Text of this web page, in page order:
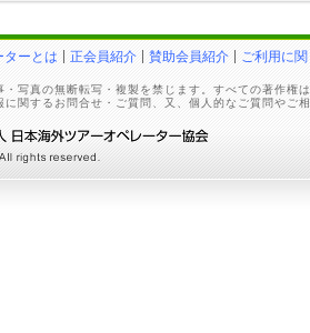
ターとは 正会員紹介 賛助会員紹介 ご利用に
・写真の無断転写・複製を禁じます。すべての著作権
関するお問合せ・ご質問、又、個人的なご質問やご